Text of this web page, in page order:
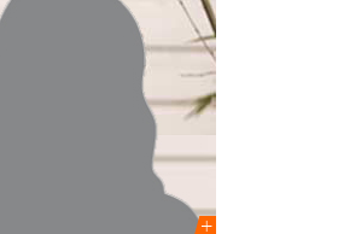
HMONP – Ingénieure